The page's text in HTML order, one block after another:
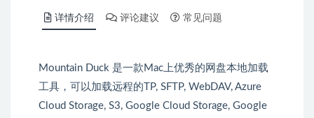
详情介绍 评论建议 常见问题
Mountain Duck 是一款Mac上优秀的网盘本地加载
工具，可以加载远程的TP, SFTP, WebDAV, Azure
Cloud Storage, S3, Google Cloud Storage, Google